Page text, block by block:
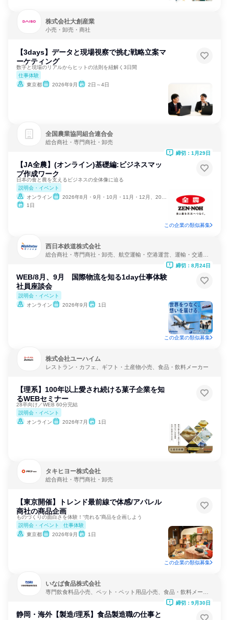
株式会社大創産業
小売・卸売・商社
【3days】データと現場視察で挑む戦略立案マ
ーケティング
数字と現場のリアルからヒットの法則を紐解く3日間
仕事体験
東京都
2026年9月 2日～4日
全国農業協同組合連合会
総合商社・専門商社・卸売
【JA全農】(オンライン)基礎編:ビジネスマッ
プ作成ワーク
日本の食と農を支えるビジネスの全体像に迫る
説明会・イベント
オンライン
2026年8月・9月・10月・11月・12月、2027年1月・2月
1日
締切：1月29日
この企業の類似募集
西日本鉄道株式会社
総合商社・専門商社・卸売、航空運輸・空港運営、運輸・交通・
WEB/8月、9月 国際物流を知る1day仕事体験
社員座談会
説明会・イベント
オンライン
2026年9月 1日
締切：8月24日
この企業の類似募集
株式会社ユーハイム
レストラン・カフェ、ギフト・土産物小売、食品・飲料メーカー
【理系】100年以上愛され続ける菓子企業を知
るWEBセミナー
28卒向け／WEB 60分完結
説明会・イベント
オンライン
2026年7月 1日
タキヒヨー株式会社
総合商社・専門商社・卸売
【東京開催】トレンド最前線で体感/アパレル
商社の商品企画
ものづくりの面白さを体験！“売れる”商品を企画しよう
説明会・イベント
仕事体験
東京都
2026年9月 1日
この企業の類似募集
いなば食品株式会社
専門飲食料品小売、ペット・ペット用品小売、食品・飲料メーカ
静岡・海外【製造/理系】食品製造職の仕事と
締切：9月30日